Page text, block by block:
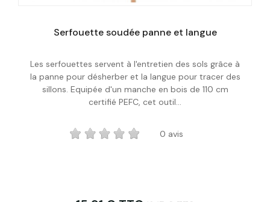
Acheter
Serfouette soudée panne et langue
Les serfouettes servent à l'entretien des sols grâce à
la panne pour désherber et la langue pour tracer des
sillons. Equipée d'un manche en bois de 110 cm
certifié PEFC, cet outil...
0 avis